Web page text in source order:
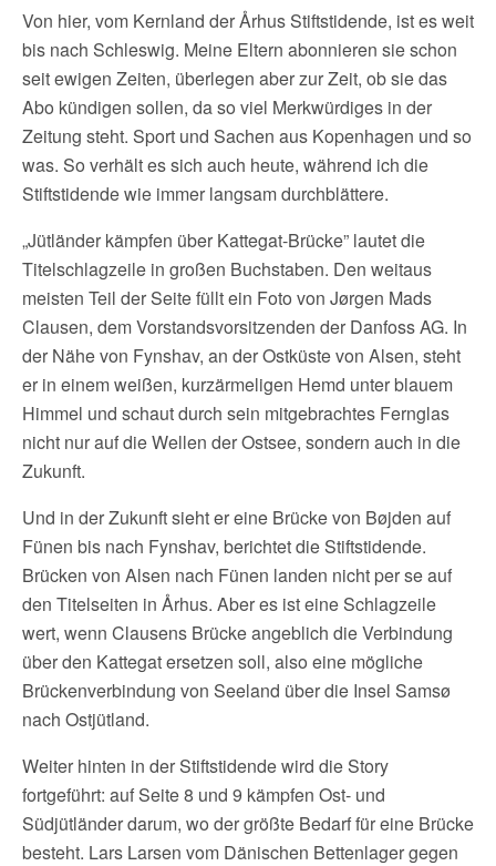
Von hier, vom Kernland der Århus Stiftstidende, ist es weit
bis nach Schleswig. Meine Eltern abonnieren sie schon
seit ewigen Zeiten, überlegen aber zur Zeit, ob sie das
Abo kündigen sollen, da so viel Merkwürdiges in der
Zeitung steht. Sport und Sachen aus Kopenhagen und so
was. So verhält es sich auch heute, während ich die
Stiftstidende wie immer langsam durchblättere.
„Jütländer kämpfen über Kattegat-Brücke” lautet die
Titelschlagzeile in großen Buchstaben. Den weitaus
meisten Teil der Seite füllt ein Foto von Jørgen Mads
Clausen, dem Vorstandsvorsitzenden der Danfoss AG. In
der Nähe von Fynshav, an der Ostküste von Alsen, steht
er in einem weißen, kurzärmeligen Hemd unter blauem
Himmel und schaut durch sein mitgebrachtes Fernglas
nicht nur auf die Wellen der Ostsee, sondern auch in die
Zukunft.
Und in der Zukunft sieht er eine Brücke von Bøjden auf
Fünen bis nach Fynshav, berichtet die Stiftstidende.
Brücken von Alsen nach Fünen landen nicht per se auf
den Titelseiten in Århus. Aber es ist eine Schlagzeile
wert, wenn Clausens Brücke angeblich die Verbindung
über den Kattegat ersetzen soll, also eine mögliche
Brückenverbindung von Seeland über die Insel Samsø
nach Ostjütland.
Weiter hinten in der Stiftstidende wird die Story
fortgeführt: auf Seite 8 und 9 kämpfen Ost- und
Südjütländer darum, wo der größte Bedarf für eine Brücke
besteht. Lars Larsen vom Dänischen Bettenlager gegen